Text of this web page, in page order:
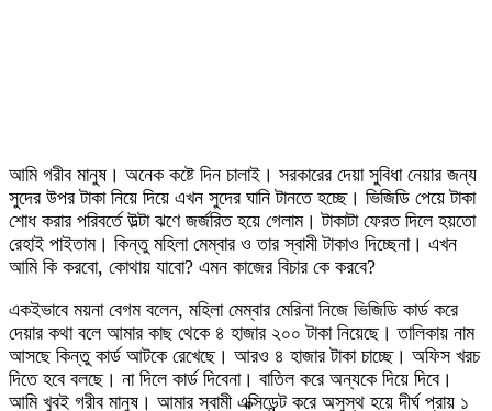
আমি গরীব মানুষ। অনেক কষ্টে দিন চালাই। সরকারের দেয়া সুবিধা নেয়ার জন্য
সুদের উপর টাকা নিয়ে দিয়ে এখন সুদের ঘানি টানতে হচ্ছে। ভিজিডি পেয়ে টাকা
শোধ করার পরিবর্তে উল্টা ঝণে জর্জরিত হয়ে গেলাম। টাকাটা ফেরত দিলে হয়তো
রেহাই পাইতাম। কিন্তু মহিলা মেম্বার ও তার স্বামী টাকাও দিচ্ছেনা। এখন
আমি কি করবো, কোথায় যাবো? এমন কাজের বিচার কে করবে?
একইভাবে ময়না বেগম বলেন, মহিলা মেম্বার মেরিনা নিজে ভিজিডি কার্ড করে
দেয়ার কথা বলে আমার কাছ থেকে ৪ হাজার ২০০ টাকা নিয়েছে। তালিকায় নাম
আসছে কিন্তু কার্ড আটকে রেখেছে। আরও ৪ হাজার টাকা চাচ্ছে। অফিস খরচ
দিতে হবে বলছে। না দিলে কার্ড দিবেনা। বাতিল করে অন্যকে দিয়ে দিবে।
আমি খুবই গরীব মানুষ। আমার স্বামী এক্সিডেন্ট করে অসুস্থ হয়ে দীর্ঘ প্রায় ১